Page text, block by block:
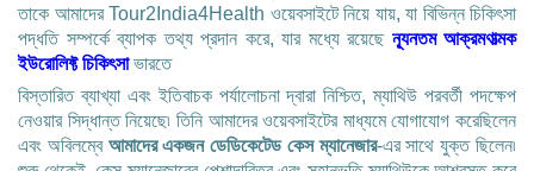
তাকে আমাদের Tour2India4Health ওয়েবসাইটে নিয়ে যায়, যা বিভিন্ন চিকিৎসা
পদ্ধতি সম্পর্কে ব্যাপক তথ্য প্রদান করে, যার মধ্যে রয়েছে ন্যূনতম আক্রমণাত্মক
ইউরোলিফ্ট চিকিৎসাভারতে
বিস্তারিত ব্যাখ্যা এবং ইতিবাচক পর্যালোচনা দ্বারা নিশ্চিত, ম্যাথিউ পরবর্তী পদক্ষেপ
নেওয়ার সিদ্ধান্ত নিয়েছে৷ তিনি আমাদের ওয়েবসাইটের মাধ্যমে যোগাযোগ করেছিলেন
এবং অবিলম্বে আমাদের একজন ডেডিকেটেড কেস ম্যানেজার-এর সাথে যুক্ত ছিলেন৷